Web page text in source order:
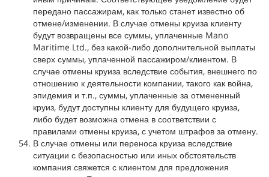
передано пассажирам, как только станет известно об
отмене/изменении. В случае отмены круиза клиенту
будут возвращены все суммы, уплаченные Mano
Maritime Ltd., без какой-либо дополнительной выплаты
сверх суммы, уплаченной пассажиром/клиентом. В
случае отмены круиза вследствие события, внешнего по
отношению к деятельности компании, такого как война,
эпидемия и т.п., суммы, уплаченные за отмененный
круиз, будут доступны клиенту для будущего круиза,
либо будет возможна отмена в соответствии с
правилами отмены круиза, с учетом штрафов за отмену.
В случае отмены или переноса круиза вследствие
ситуации с безопасностью или иных обстоятельств
компания свяжется с клиентом для предложения